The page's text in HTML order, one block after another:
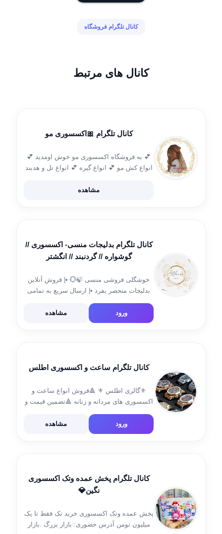
کانال تلگرام فروشگاه
کانال های مرتبط
کانال تلگرام 🎀اکسسوری مو
💕 به فروشگاه اکسسوری مو خوش اومدید 💕
انواع کش مو 💕 انواع گیره 💕 انواع تل و هدبند
💕 انواع هدحجاب 💕 تمامیه محصولات دست
مشاهده
کانال تلگرام بدلیجات منسی- اکسسوری //
گوشواره // گردنبند // انگشتر
خوشگلی فروشی منسی 🍃💮 •| فروش آنلاین
بدلیجات منحصر بفرد •| ارسال سریع به تمامی
•| کمترین قیمت و بهترین کیفیت جهت ثبت
سفارش به آیدی‌های […]
ورود مشاهده
کانال تلگرام ساعت و اکسسوری اطلس
⚜️گالری اطلس ⚜️ 🔺فروش انواع ساعت و
اکسسوری های مردانه و زنانه 🔺تضمین قیمت و
موتور و جعبه هستند 🔸مشاوره و فروش :
@Atlas_hm هاشمی 09197114525 ورود […]
ورود مشاهده
کانال تلگرام پخش عمده وتک اکسسوری
نگین💎
پخش عمده وتک اکسسوری خرید تک فقط تا یک
میلیون تومن آدرس حضوری: بازار بزرگ .بازار